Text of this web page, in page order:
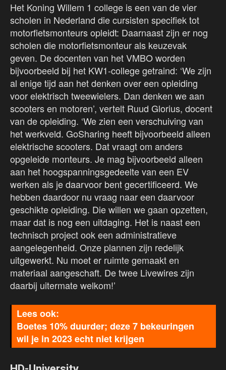
Het Koning Willem 1 college is een van de vier
scholen in Nederland die cursisten specifiek tot
motorfietsmonteurs opleidt: Daarnaast zijn er nog
scholen die motorfietsmonteur als keuzevak
geven. De docenten van het VMBO worden
bijvoorbeeld bij het KW1-college getraind: ‘We zijn
al enige tijd aan het denken over een opleiding
voor elektrisch tweewielers. Dan denken we aan
scooters en motoren’, vertelt Ruud Glorius, docent
van de opleiding. ‘We zien een verschuiving van
het werkveld. GoSharing heeft bijvoorbeeld alleen
elektrische scooters. Dat vraagt om anders
opgeleide monteurs. Je mag bijvoorbeeld alleen
aan het hoogspanningsgedeelte van een EV
werken als je daarvoor bent gecertificeerd. We
hebben daardoor nu vraag naar een daarvoor
geschikte opleiding. Die willen we gaan opzetten,
maar dat is nog een uitdaging. Het is naast een
technisch project ook een administratieve
aangelegenheid. Onze plannen zijn redelijk
uitgewerkt. Nu moet er ruimte gemaakt en
materiaal aangeschaft. De twee Livewires zijn
daarbij uitermate welkom!’
Boetes 10% duurder; deze 7 bekeuringen
wil je in 2023 echt niet krijgen